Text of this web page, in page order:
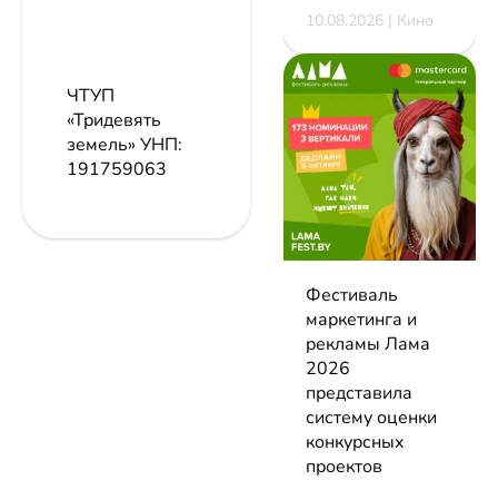
ЧТУП
«Тридевять
земель» УНП:
191759063
10.08.2026 | Кино
Фестиваль
маркетинга и
рекламы Лама
2026
представила
систему оценки
конкурсных
проектов